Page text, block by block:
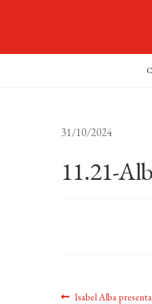
31/10/2024
11.21-
Anterior:
Isabel Alba